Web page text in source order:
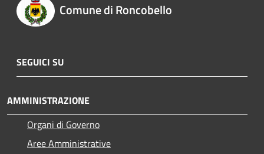
Comune di Roncobello
SEGUICI SU
AMMINISTRAZIONE
Organi di Governo
Aree Amministrative